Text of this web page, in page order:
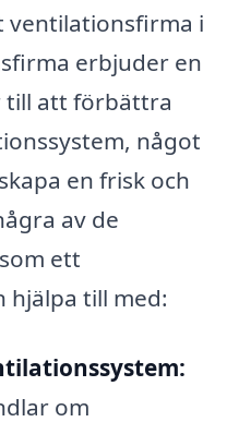
ventilationsfirma i
erbjuder en
till att förbättra
något
en frisk och
av de
ett
till med:
om